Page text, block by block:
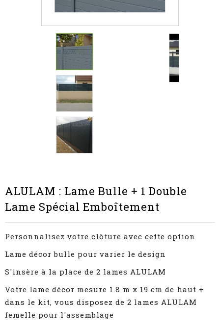
ALULAM : Lame Bulle + 1 Double
Lame Spécial Emboîtement
Personnalisez votre clôture avec cette option
Lame décor bulle pour varier le design
S'insère à la place de 2 lames ALULAM
Votre lame décor mesure 1.8 m x 19 cm de haut +
dans le kit, vous disposez de 2 lames ALULAM
femelle pour l'assemblage